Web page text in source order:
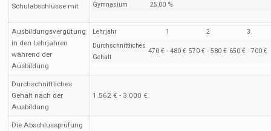
Schulabschlüsse mit
Gymnasium
25,00 %
Ausbildungsvergütung
in den Lehrjahren
während der
Ausbildung
Lehrjahr 1 2 3
Durchschnittliches
Gehalt
470 € - 480 € 570 € - 580 € 650 € - 700 €
Durchschnittliches
Gehalt nach der
Ausbildung
1.562 € - 3.000 €
Die Abschlussprüfung